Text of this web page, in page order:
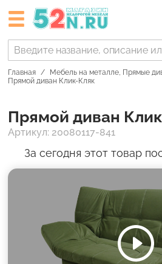
Главная Мебель на металле, Прямые
Прямой диван Клик-Кляк
Прямой диван
Артикул: 20080117-841
За сегодня этот товар